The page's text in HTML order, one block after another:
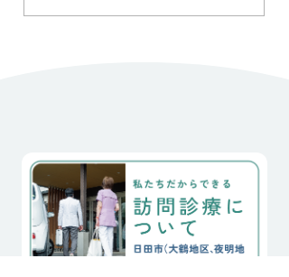
むなくご子息が住む街の老
人施設へ転居されました。
もう一人は、40°cを超える
梅雨明けの日々、炎天下で
畑仕事を行なってしまった